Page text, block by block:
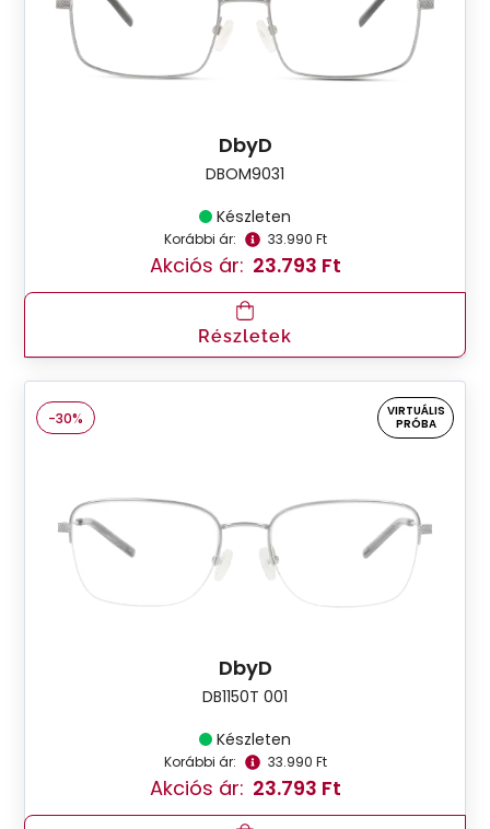
DbyD
DBOM9031
Készleten
Korábbi ár: 33.990 Ft
Akciós ár: 23.793 Ft
Részletek
-30%
VIRTUÁLIS
PRÓBA
DbyD
DB1150T 001
Készleten
Korábbi ár: 33.990 Ft
Akciós ár: 23.793 Ft